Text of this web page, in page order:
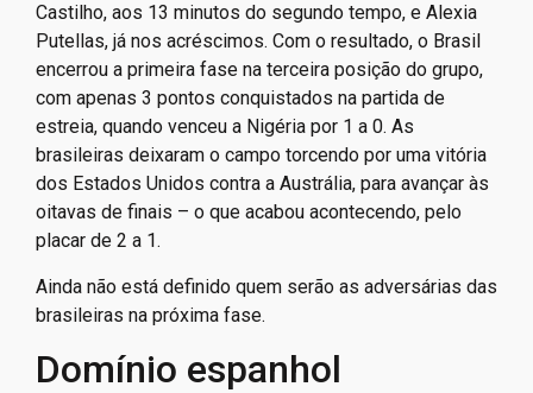
Castilho, aos 13 minutos do segundo tempo, e Alexia
Putellas, já nos acréscimos. Com o resultado, o Brasil
encerrou a primeira fase na terceira posição do grupo,
com apenas 3 pontos conquistados na partida de
estreia, quando venceu a Nigéria por 1 a 0. As
brasileiras deixaram o campo torcendo por uma vitória
dos Estados Unidos contra a Austrália, para avançar às
oitavas de finais – o que acabou acontecendo, pelo
placar de 2 a 1.
Ainda não está definido quem serão as adversárias das
brasileiras na próxima fase.
Domínio espanhol